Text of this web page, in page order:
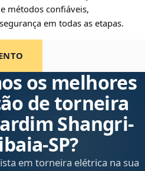
métodos confiáveis,
em todas as etapas.
os melhores
de torneira
Shangri-
em torneira elétrica na sua